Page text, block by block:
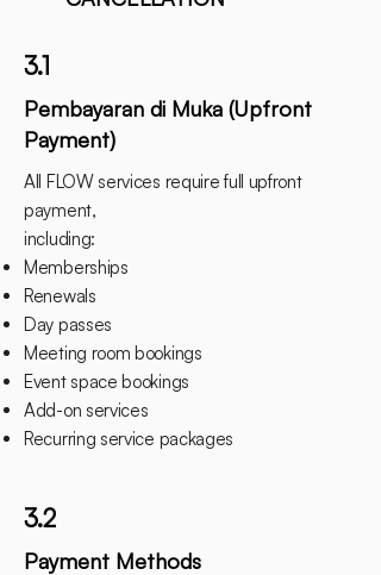
3.1
Pembayaran di Muka (Upfront
Payment)
All FLOW services require full upfront
payment,
including:
Memberships
Renewals
Day passes
Meeting room bookings
Event space bookings
Add-on services
Recurring service packages
3.2
Payment Methods